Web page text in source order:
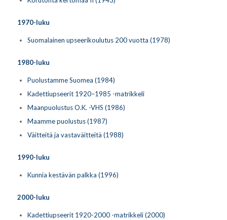
1970-luku
Suomalainen upseerikoulutus 200 vuotta (1978)
1980-luku
Puolustamme Suomea (1984)
Kadettiupseerit 1920–1985 -matrikkeli
Maanpuolustus O.K. -VHS (1986)
Maamme puolustus (1987)
Väitteitä ja vastaväitteitä (1988)
1990-luku
Kunnia kestävän palkka (1996)
2000-luku
Kadettiupseerit 1920-2000 -matrikkeli (2000)